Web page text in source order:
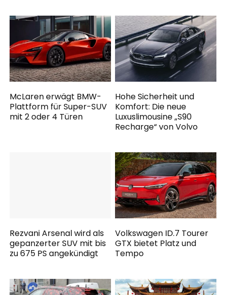
McLaren erwägt BMW-
Plattform für Super-SUV
mit 2 oder 4 Türen
Hohe Sicherheit und
Komfort: Die neue
Luxuslimousine „S90
Recharge“ von Volvo
Rezvani Arsenal wird als
gepanzerter SUV mit bis
zu 675 PS angekündigt
Volkswagen ID.7 Tourer
GTX bietet Platz und
Tempo